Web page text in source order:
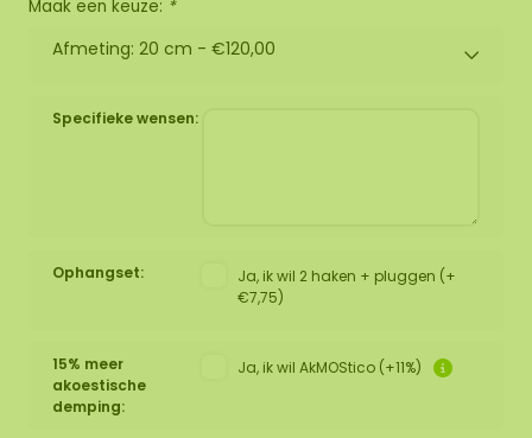
Maak een keuze: *
Afmeting: 20 cm - €120,00
Specifieke wensen:
Ophangset:
Ja, ik wil 2 haken + pluggen (+
€7,75)
15% meer
akoestische
demping:
Ja, ik wil AkMOStico (+11%)